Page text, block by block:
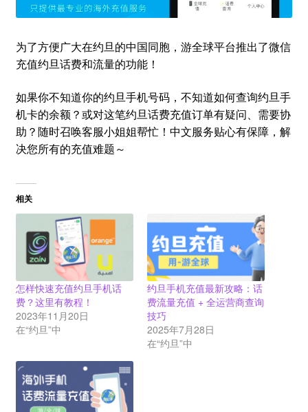
为了方便广大在约旦的中国同胞，游全球平台推出了微信
充值约旦话费和流量的功能！
如果你不知道你的约旦手机号码，不知道如何查询约旦手
机卡的余额？或对这笔约旦话费充值订单有疑问、需要协
助？随时召唤客服小姐姐帮忙！中文服务贴心有保障，解
决您所有的充值难题～
相关
怎样快速充值约旦手机话
费？这里有教程！
2023年11月20日
在“约旦”中
约旦手机充值最新攻略：话
费流量充值 + 全运营商查询
技巧
2025年7月28日
在“约旦”中